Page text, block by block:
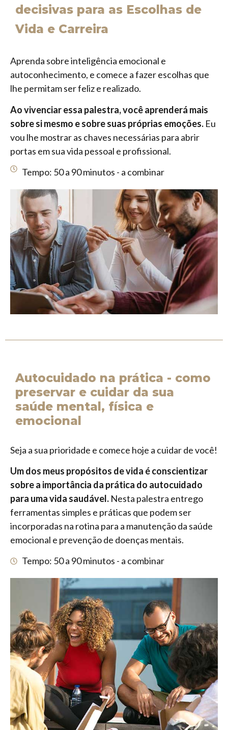
decisivas para as Escolhas de
Vida e Carreira
Aprenda sobre inteligência emocional e
autoconhecimento, e comece a fazer escolhas que
lhe permitam ser feliz e realizado.
Ao vivenciar essa palestra, você aprenderá mais
sobre si mesmo e sobre suas próprias emoções. Eu
vou lhe mostrar as chaves necessárias para abrir
portas em sua vida pessoal e profissional.
Tempo: 50 a 90 minutos - a combinar
Autocuidado na prática - como
preservar e cuidar da sua
saúde mental, física e
emocional
Seja a sua prioridade e comece hoje a cuidar de você!
Um dos meus propósitos de vida é conscientizar
sobre a importância da prática do autocuidado
para uma vida saudável. Nesta palestra entrego
ferramentas simples e práticas que podem ser
incorporadas na rotina para a manutenção da saúde
emocional e prevenção de doenças mentais.
Tempo: 50 a 90 minutos - a combinar